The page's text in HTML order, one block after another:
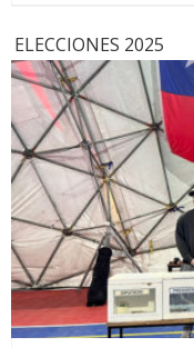
ELECCIONES 2025